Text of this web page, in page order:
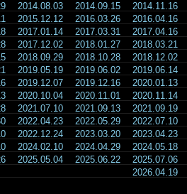
2014.08.03 2014.09.15
2014.11.16
2015.12.12 2016.03.26
2016.04.16
2017.01.14 2017.03.31
2017.04.16
2017.12.02 2018.01.27
2018.03.21
2018.09.29 2018.10.28
2018.12.02
2019.05.19 2019.06.02
2019.06.14
2019.12.07 2019.12.16
2020.01.13
2020.10.04 2020.11.01
2020.11.14
2021.07.10 2021.09.13
2021.09.19
2022.04.23 2022.05.29
2022.07.10
2022.12.24 2023.03.20
2023.04.23
2024.02.10 2024.04.29
2024.05.18
2025.05.04 2025.06.22
2025.07.06
2026.04.19